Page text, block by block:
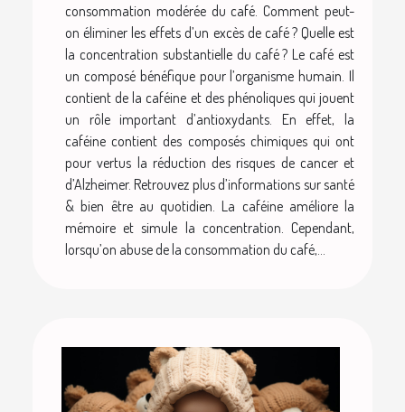
consommation modérée du café. Comment peut-
on éliminer les effets d’un excès de café ? Quelle est
la concentration substantielle du café ? Le café est
un composé bénéfique pour l’organisme humain. Il
contient de la caféine et des phénoliques qui jouent
un rôle important d’antioxydants. En effet, la
caféine contient des composés chimiques qui ont
pour vertus la réduction des risques de cancer et
d’Alzheimer. Retrouvez plus d’informations sur santé
& bien être au quotidien. La caféine améliore la
mémoire et simule la concentration. Cependant,
lorsqu’on abuse de la consommation du café,...